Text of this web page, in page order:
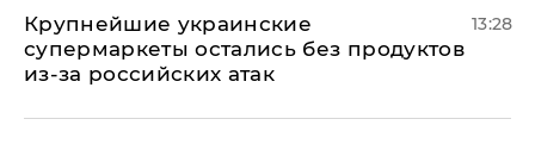
Крупнейшие украинские
супермаркеты остались без продуктов
из-за российских атак
13:28